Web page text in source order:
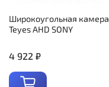
Широкоугольная камера
Teyes AHD SONY
4 922 ₽